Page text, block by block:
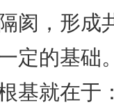
阂，形成
定的基础
基就在于